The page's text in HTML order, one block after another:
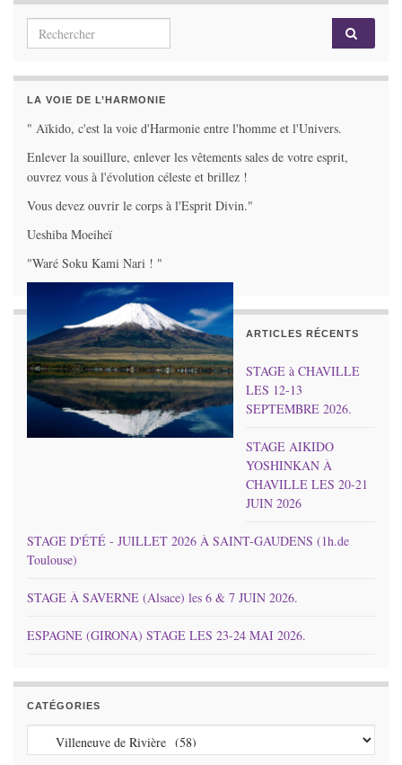
Search for:
LA VOIE DE L’HARMONIE
" Aïkido, c'est la voie d'Harmonie entre l'homme et l'Univers.
Enlever la souillure, enlever les vêtements sales de votre esprit,
ouvrez vous à l'évolution céleste et brillez !
Vous devez ouvrir le corps à l'Esprit Divin."
Ueshiba Moeiheï
"Waré Soku Kami Nari ! "
ARTICLES RÉCENTS
STAGE à CHAVILLE
LES 12-13
SEPTEMBRE 2026.
STAGE AIKIDO
YOSHINKAN À
CHAVILLE LES 20-21
JUIN 2026
STAGE D'ÉTÉ - JUILLET 2026 À SAINT-GAUDENS (1h.de
Toulouse)
STAGE À SAVERNE (Alsace) les 6 & 7 JUIN 2026.
ESPAGNE (GIRONA) STAGE LES 23-24 MAI 2026.
CATÉGORIES
Catégories